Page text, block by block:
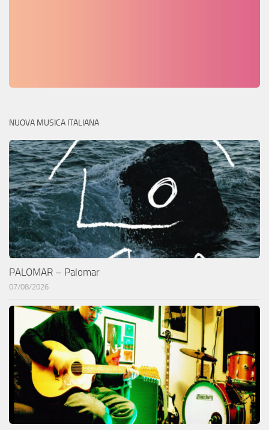
NUOVA MUSICA ITALIANA
PALOMAR – Palomar
07/08/2026